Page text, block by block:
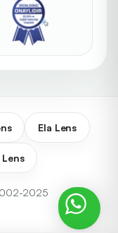
Ela Lens
Lens
2025